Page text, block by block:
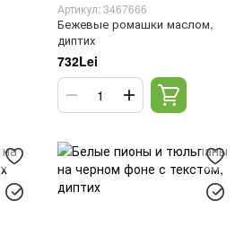
Артикул: 3467666
Бежевые ромашки маслом,
диптих
732Lei